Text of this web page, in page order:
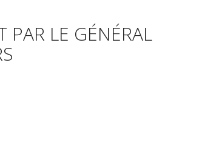
PAR LE GÉNÉRAL